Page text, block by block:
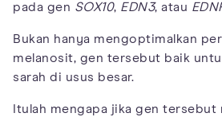
pada gen SOX10, EDN3, atau
Bukan hanya mengoptimalkan
melanosit, gen tersebut baik
sarah di usus besar.
Itulah mengapa jika gen tersebut